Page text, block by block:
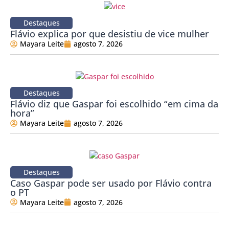
Destaques
Flávio explica por que desistiu de vice mulher
Mayara Leite agosto 7, 2026
Destaques
Flávio diz que Gaspar foi escolhido “em cima da
hora”
Mayara Leite agosto 7, 2026
Destaques
Caso Gaspar pode ser usado por Flávio contra
o PT
Mayara Leite agosto 7, 2026